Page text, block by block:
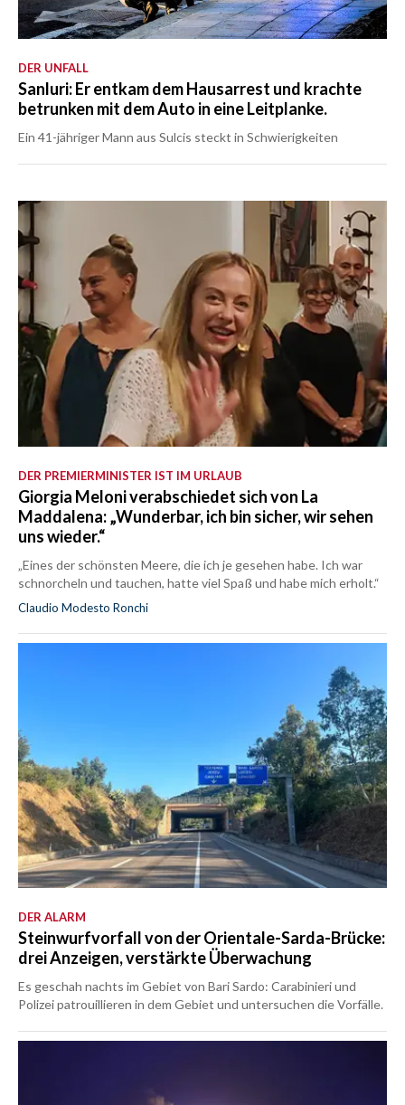
DER UNFALL
Sanluri: Er entkam dem Hausarrest und krachte
betrunken mit dem Auto in eine Leitplanke.
Ein 41-jähriger Mann aus Sulcis steckt in Schwierigkeiten
DER PREMIERMINISTER IST IM URLAUB
Giorgia Meloni verabschiedet sich von La
Maddalena: „Wunderbar, ich bin sicher, wir sehen
uns wieder.“
„Eines der schönsten Meere, die ich je gesehen habe. Ich war
schnorcheln und tauchen, hatte viel Spaß und habe mich erholt.“
Claudio Modesto Ronchi
DER ALARM
Steinwurfvorfall von der Orientale-Sarda-Brücke:
drei Anzeigen, verstärkte Überwachung
Es geschah nachts im Gebiet von Bari Sardo: Carabinieri und
Polizei patrouillieren in dem Gebiet und untersuchen die Vorfälle.